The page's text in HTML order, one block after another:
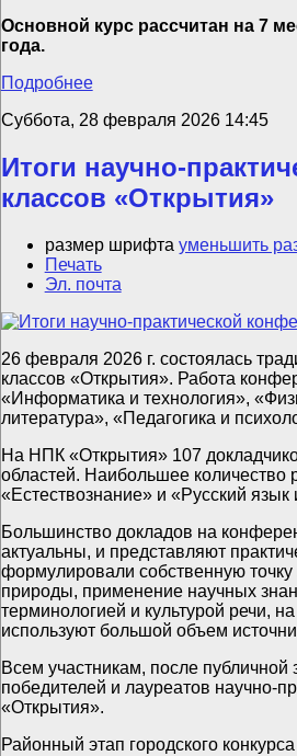
Основной курс рассчитан на 7
года.
Подробнее
Суббота, 28 февраля 2026 14:45
Итоги научно-
классов «Открытия»
размер шрифта уменьшить
Печать
Эл. почта
26 февраля 2026 г. состоялась
классов «Открытия». Работа
«Информатика и технология»,
литература», «Педагогика и
На НПК «Открытия» 107
областей. Наибольшее количество
«Естествознание» и «Русский язык
Большинство докладов на
актуальны, и представляют
формулировали собственную
природы, применение научных
терминологией и культурой речи,
используют большой объем
Всем участникам, после
победителей и лауреатов научно-
«Открытия».
Районный этап городского